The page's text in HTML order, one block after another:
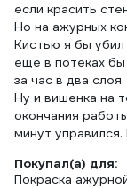
если красить
Но на ажурных
Кистью я бы
еще в потеках
за час в два слоя.
Ну и вишенка на
окончания
минут
Покупал(а) для:
Покраска